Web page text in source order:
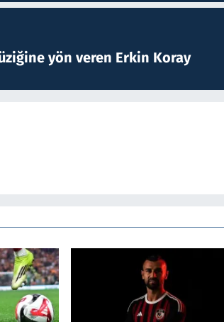
yön veren Erkin Koray